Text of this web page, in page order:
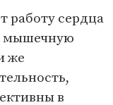
работу сердца
мышечную
же
в